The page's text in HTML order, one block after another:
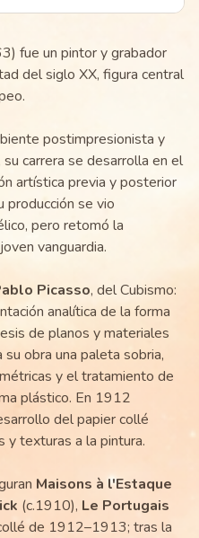
fue un pintor y grabador
del siglo XX, figura central
postimpresionista y
carrera se desarrolla en el
artística previa y posterior
producción se vio
pero retomó la
vanguardia.
Picasso, del Cubismo:
analítica de la forma
de planos y materiales
obra una paleta sobria,
y el tratamiento de
plástico. En 1912
del papier collé
y texturas a la pintura.
Maisons à l'Estaque
(c.1910), Le Portugais
de 1912–1913; tras la